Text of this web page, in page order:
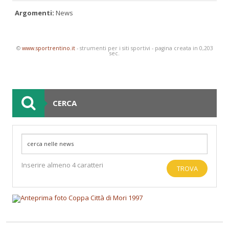
Argomenti: News
© www.sportrentino.it- strumenti per i siti sportivi - pagina creata in 0,203
sec.
CERCA
Inserire almeno 4 caratteri